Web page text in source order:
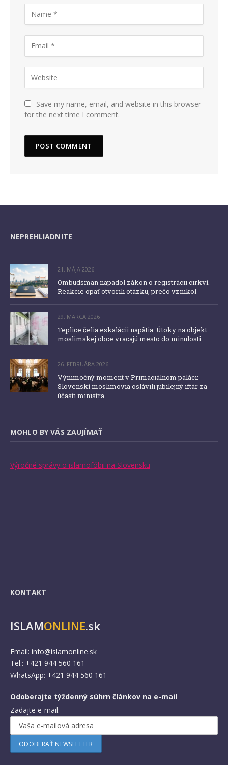
Save my name, email, and website in this browser
for the next time I comment.
NEPREHLIADNITE
21. MÁJA 2026
Ombudsman napadol zákon o registrácii cirkví.
Reakcie opäť otvorili otázku, prečo vznikol
29. MARCA 2026
Teplice čelia eskalácii napätia: Útoky na objekt
moslimskej obce vracajú mesto do minulosti
26. FEBRUÁRA 2026
Výnimočný moment v Primaciálnom paláci:
Slovenskí moslimovia oslávili jubilejný iftár za
účasti ministra
MOHLO BY VÁS ZAUJÍMAŤ
Výročné správy o islamofóbii na Slovensku
KONTAKT
ISLAMONLINE.sk
Email: info@islamonline.sk
Tel.: +421 944 560 161
WhatsApp: +421 944 560 161
Odoberajte týždenný súhrn článkov na e-mail
Zadajte e-mail: